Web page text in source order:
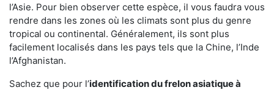
l’Asie. Pour bien observer cette espèce, il vous faudra vous
rendre dans les zones où les climats sont plus du genre
tropical ou continental. Généralement, ils sont plus
facilement localisés dans les pays tels que la Chine, l’Inde
l’Afghanistan.
Sachez que pour l’identification du frelon asiatiqueà